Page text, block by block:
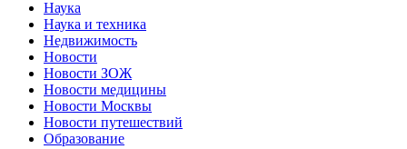
Наука
Наука и техника
Недвижимость
Новости
Новости ЗОЖ
Новости медицины
Новости Москвы
Новости путешествий
Образование